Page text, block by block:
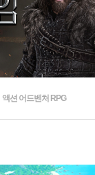
액션 어드벤처 RPG